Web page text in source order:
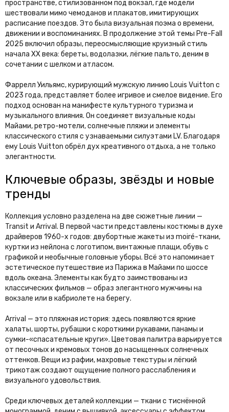
пространстве, стилизованном под вокзал, где модели
шествовали мимо чемоданов и плакатов, имитирующих
расписание поездов. Это была визуальная поэма о времени,
движении и воспоминаниях. В продолжение этой темы Pre-Fall
2025 включил образы, переосмысляющие круизный стиль
начала XX века: береты, водолазки, лёгкие пальто, деним в
сочетании с шелком и атласом.
Фаррелл Уильямс, курирующий мужскую линию Louis Vuitton с
2023 года, представляет более игривое и смелое видение. Его
подход основан на манифесте культурного туризма и
музыкального влияния. Он соединяет визуальные коды
Майами, ретро-мотели, солнечные пляжи и элементы
классического стиля с узнаваемыми силуэтами LV. Благодаря
ему Louis Vuitton обрёл дух креативного отдыха, а не только
элегантности.
Ключевые образы, звёзды и новые
тренды
Коллекция условно разделена на две сюжетные линии —
Transit и Arrival. В первой части представлены костюмы в духе
драйверов 1960-х годов: двубортные жакеты из moiré-ткани,
куртки из нейлона с логотипом, винтажные плащи, обувь с
графикой и необычные головные уборы. Всё это напоминает
эстетическое путешествие из Парижа в Майами по шоссе
вдоль океана. Элементы как будто заимствованы из
классических фильмов — образ элегантного мужчины на
вокзале или в кабриолете на берегу.
Arrival — это пляжная история: здесь появляются яркие
халаты, шорты, рубашки с короткими рукавами, панамы и
сумки-«спасательные круги». Цветовая палитра варьируется
от песочных и кремовых тонов до насыщенных солнечных
оттенков. Вещи из рафии, махровые текстуры и лёгкий
трикотаж создают ощущение полного расслабления и
визуального удовольствия.
Среди ключевых деталей коллекции — ткани с тиснённой